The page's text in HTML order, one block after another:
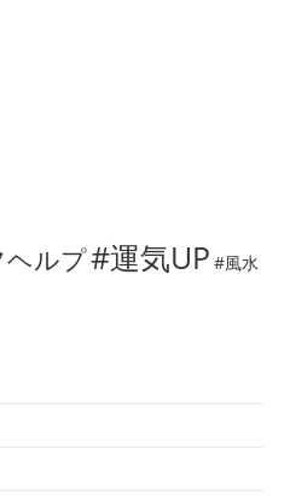
ルプ#運気UP #風水